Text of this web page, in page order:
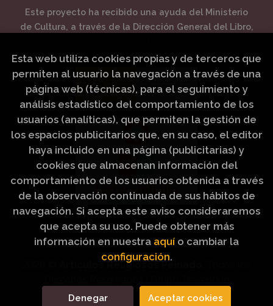
Este proyecto ha recibido una ayuda del Ministerio
de Cultura, a través de la Dirección General del Libro,
Artículos Religiosos Peinado
Esta web utiliza cookies propias y de terceros que
permiten al usuario la navegación a través de una
página web (técnicas), para el seguimiento y
análisis estadístico del comportamiento de los
usuarios (analíticas), que permiten la gestión de
los espacios publicitarios que, en su caso, el editor
haya incluido en una página (publicitarias) y
cookies que almacenan información del
comportamiento de los usuarios obtenida a través
de la observación continuada de sus hábitos de
navegación. Si acepta este aviso consideraremos
que acepta su uso. Puede obtener más
información en nuestra aquí o cambiar la
configuración.
Denegar Aceptar cookies